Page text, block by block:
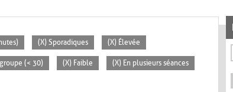
(X) Sporadiques (X) Élevée
(< 30) (X) Faible (X) En plusieurs séances